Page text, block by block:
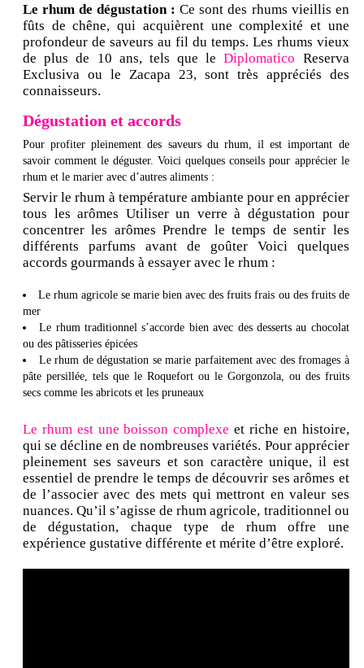
Le rhum de dégustation : Ce sont des rhums vieillis en
fûts de chêne, qui acquièrent une complexité et une
profondeur de saveurs au fil du temps. Les rhums vieux
de plus de 10 ans, tels que leDiplomatico Reserva
Exclusiva ou le Zacapa 23, sont très appréciés des
connaisseurs.
Dégustation et accords
Pour profiter pleinement des saveurs du rhum, il est important de
savoir comment le déguster. Voici quelques conseils pour apprécier le
rhum et le marier avec d’autres aliments :
Servir le rhum à température ambiante pour en apprécier
tous les arômes Utiliser un verre à dégustation pour
concentrer les arômes Prendre le temps de sentir les
différents parfums avant de goûter Voici quelques
accords gourmands à essayer avec le rhum :
Le rhum agricole se marie bien avec des fruits frais ou des fruits de
mer
Le rhum traditionnel s’accorde bien avec des desserts au chocolat
ou des pâtisseries épicées
Le rhum de dégustation se marie parfaitement avec des fromages à
pâte persillée, tels que le Roquefort ou le Gorgonzola, ou des fruits
secs comme les abricots et les pruneaux
Le rhum est une boisson complexe et riche en histoire,
qui se décline en de nombreuses variétés. Pour apprécier
pleinement ses saveurs et son caractère unique, il est
essentiel de prendre le temps de découvrir ses arômes et
de l’associer avec des mets qui mettront en valeur ses
nuances. Qu’il s’agisse de rhum agricole, traditionnel ou
de dégustation, chaque type de rhum offre une
expérience gustative différente et mérite d’être exploré.